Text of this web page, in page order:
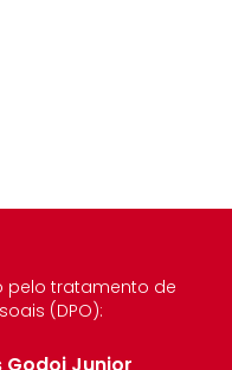
pelo tratamento de
(DPO):